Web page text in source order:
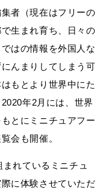
者（現在はフリーの
生まれ育ち、日々の
はの情報を外国人な
んまりしてしまう可
もとより世界中にた
年2月には、世界
とにミニチュアフー
会も開催。
れているミニチュ
に体験させていただ